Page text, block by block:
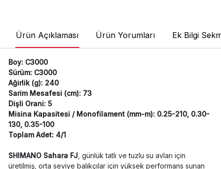
Ürün Açıklaması Ürün Yorumları Ek Bilgi
Boy: C3000
Sürüm: C3000
Ağirlik (g): 240
Sarim Mesafesi (cm): 73
Dişli Orani: 5
Misina Kapasitesi / Monofilament (mm-m): 0.25-210, 0.30-
130, 0.35-100
Toplam Adet: 4/1
SHIMANO Sahara FJ , günlük tatlı ve tuzlu su avları için
üretilmiş, orta seviye balıkçılar için yüksek performans sunan